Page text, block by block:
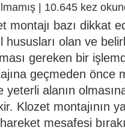
| 10.645 kez
montajı bazı dikkat
hususları olan ve
gereken bir
geçmeden önce
yeterli alanın
Klozet montajının
mesafesi